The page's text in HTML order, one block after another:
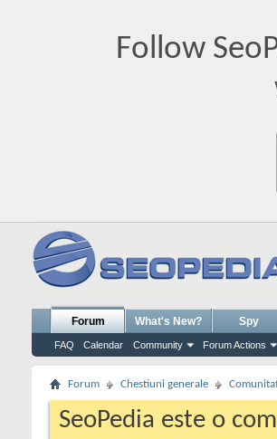
Follow
Forum
FAQ Calendar Community Forum Actions
What's New? Spy
Forum Chestiuni generale
SeoPedia este o